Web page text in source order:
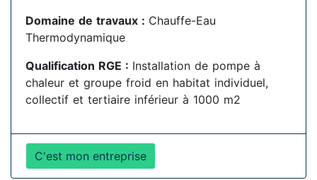
Domaine de travaux : Chauffe-Eau
Thermodynamique
Qualification RGE : Installation de pompe à
chaleur et groupe froid en habitat individuel,
collectif et tertiaire inférieur à 1000 m2
C'est mon entreprise